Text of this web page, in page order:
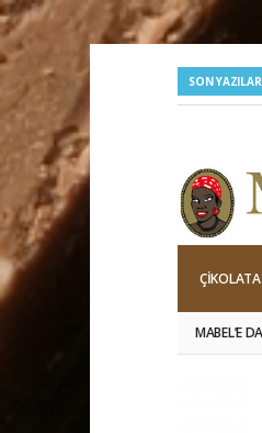
SON YAZILAR
24 Temmuz 2026 |
6 Mayıs 2026 |
MABEL’E